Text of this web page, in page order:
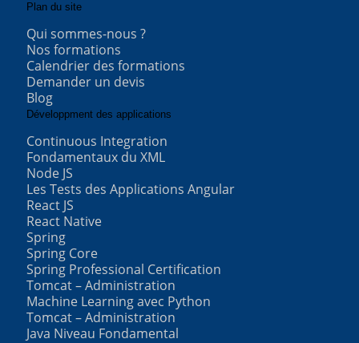
Plan du site
Qui sommes-nous ?
Nos formations
Calendrier des formations
Demander un devis
Blog
Développment des applications
Continuous Integration
Fondamentaux du XML
Node JS
Les Tests des Applications Angular
React JS
React Native
Spring
Spring Core
Spring Professional Certification
Tomcat – Administration
Machine Learning avec Python
Tomcat – Administration
Java Niveau Fondamental